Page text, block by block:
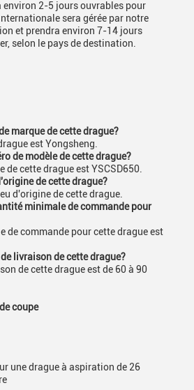
environ 2-5 jours ouvrables pour
sera gérée par notre
et prendra environ 7-14 jours
selon le pays de destination.
marque de cette drague?
est Yongsheng.
de modèle de cette drague?
de cette drague est YSCSD650.
de cette drague?
d'origine de cette drague.
minimale de commande pour
de commande pour cette drague est
livraison de cette drague?
de cette drague est de 60 à 90
coupe
une drague à aspiration de 26